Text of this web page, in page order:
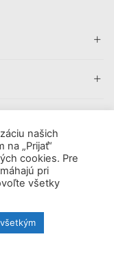
Rights Reserved.
cookie. Viac
našich
„Prijať“
cookies. Pre
pri
všetky